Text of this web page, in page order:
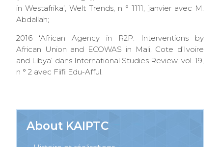
in Westafrika’, Welt Trends, n ° 1111, janvier avec M.
Abdallah;
2016 ‘African Agency in R2P: Interventions by
African Union and ECOWAS in Mali, Cote d’Ivoire
and Libya’ dans International Studies Review, vol. 19,
n ° 2 avec Fiifi Edu-Afful.
About KAIPTC